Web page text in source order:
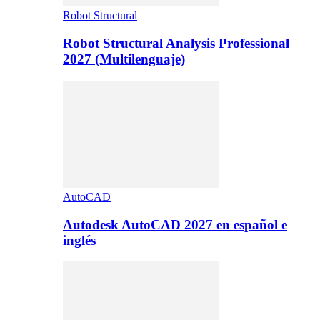
Robot Structural
Robot Structural Analysis Professional
2027 (Multilenguaje)
AutoCAD
Autodesk AutoCAD 2027 en español e
inglés